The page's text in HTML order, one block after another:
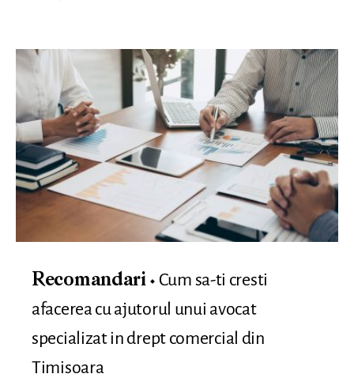
Recomandari
Cum sa-ti cresti
afacerea cu ajutorul unui avocat
specializat in drept comercial din
Timisoara